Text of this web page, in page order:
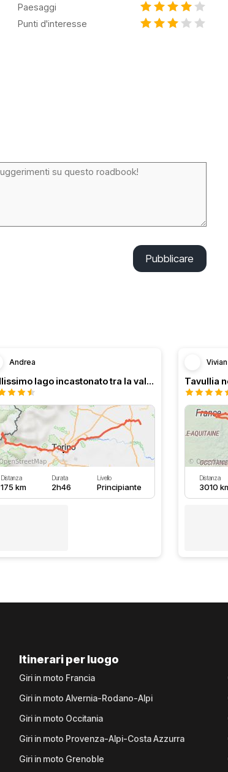
Paesaggi
Punti d'interesse
Pubblicare
Andrea
Bellissimo lago incastonato tra la val di susa
Distanza
175 km
Durata
2h46
Livello
Principiante
Vivian
Tavullia
Distanza
3010
Itinerari per luogo
Giri in moto Francia
Giri in moto Alvernia-Rodano-Alpi
Giri in moto Occitania
Giri in moto Provenza-Alpi-Costa Azzurra
Giri in moto Grenoble